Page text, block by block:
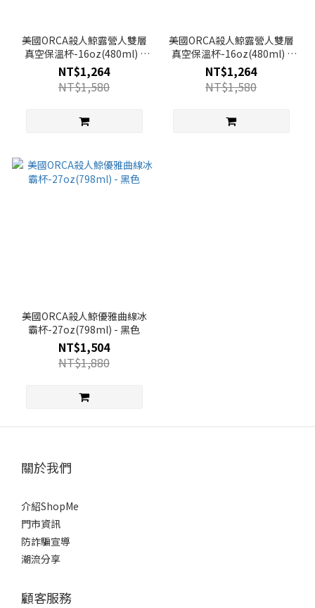
美國ORCA殺人鯨露營人雙層
真空保溫杯-16oz(480ml) -
黑色
NT$1,264
NT$1,580
美國ORCA殺人鯨露營人雙層
真空保溫杯-16oz(480ml) -
碳灰色
NT$1,264
NT$1,580
美國ORCA殺人鯨優雅曲線冰
霸杯-27oz(798ml) - 黑色
NT$1,504
NT$1,880
關於我們
介紹ShopMe
門市資訊
防詐騙宣導
潮流分享
顧客服務